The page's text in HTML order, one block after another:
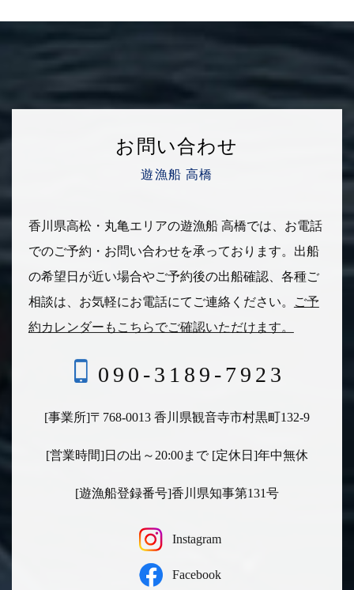
お問い合わせ
遊漁船 高橋
香川県高松・丸亀エリアの遊漁船 高橋では、お電話
でのご予約・お問い合わせを承っております。 出船
の希望日が近い場合やご予約後の出船確認、各種ご
相談は、 お気軽にお電話にてご連絡ください。
ご予
約カレンダーもこちらでご確認いただけます。
090-3189-7923
[事業所]〒768-0013 香川県観音寺市村黒町132-9
[営業時間]日の出～20:00まで [定休日]年中無休
[遊漁船登録番号]香川県知事第131号
Instagram
Facebook